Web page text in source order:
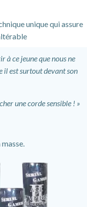
unique qui assure
à ce jeune que nous ne
il est surtout devant son
une corde sensible ! »